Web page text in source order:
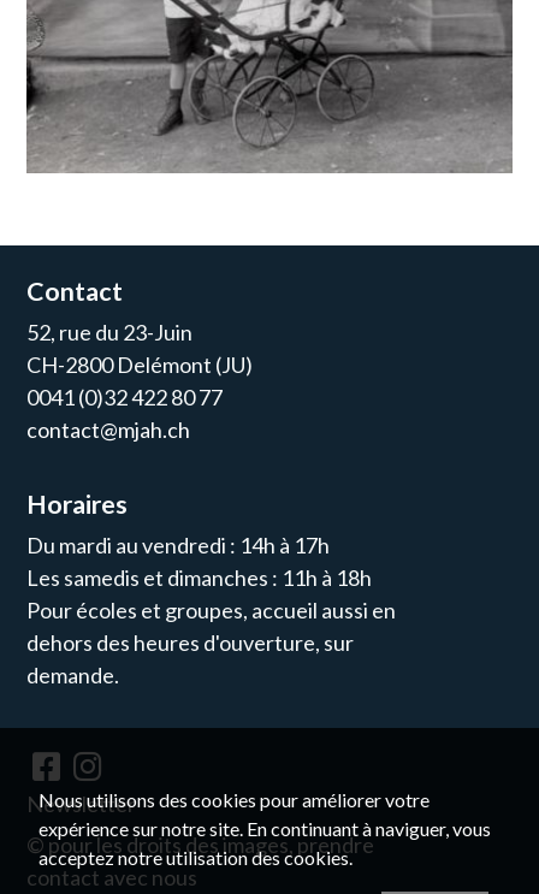
Contact
52, rue du 23-Juin
CH-2800 Delémont (JU)
0041 (0)32 422 80 77
contact@mjah.ch
Horaires
Du mardi au vendredi : 14h à 17h
Les samedis et dimanches : 11h à 18h
Pour écoles et groupes, accueil aussi en
dehors des heures d'ouverture, sur
demande.
Newsletter
© pour les droits des images, prendre
contact avec nous
Nous utilisons des cookies pour améliorer votre
expérience sur notre site. En continuant à naviguer, vous
acceptez notre utilisation des cookies.